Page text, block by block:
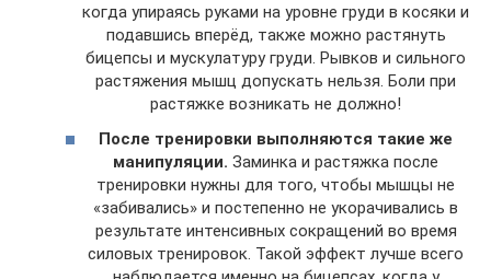
когда упираясь руками на уровне груди в косяки и
подавшись вперёд, также можно растянуть
бицепсы и мускулатуру груди. Рывков и сильного
растяжения мышц допускать нельзя. Боли при
растяжке возникать не должно!
После тренировки выполняются такие же
манипуляции. Заминка и растяжка после
тренировки нужны для того, чтобы мышцы не
«забивались» и постепенно не укорачивались в
результате интенсивных сокращений во время
силовых тренировок. Такой эффект лучше всего